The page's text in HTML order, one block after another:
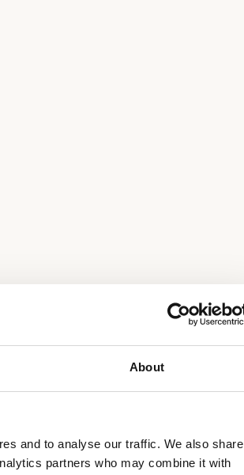
About
and to analyse our traffic. We also share
partners who may combine it with